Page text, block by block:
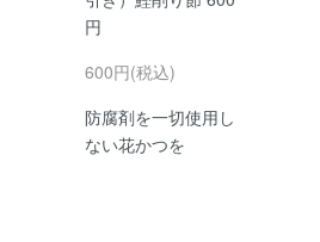
円
600円(税込)
防腐剤を一切使用し
ない花かつを